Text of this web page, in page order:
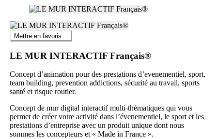
Mettre en favoris
LE MUR INTERACTIF Français®
Concept d’animation pour des prestations d’evenementiel, sport,
team building, prevention addictions, sécurité au travail, sports
santé et risque routier.
Concept de mur digital interactif multi-thématiques qui vous
permet de créer votre activité dans l’évenementiel, le sport et les
prestations d’entreprise avec un produit unique dont nous
sommes les concepteurs et « Made in France ».